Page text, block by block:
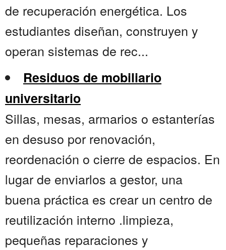
de recuperación energética. Los
estudiantes diseñan, construyen y
operan sistemas de rec...
Residuos de mobiliario
universitario
Sillas, mesas, armarios o estanterías
en desuso por renovación,
reordenación o cierre de espacios. En
lugar de enviarlos a gestor, una
buena práctica es crear un centro de
reutilización interno .limpieza,
pequeñas reparaciones y